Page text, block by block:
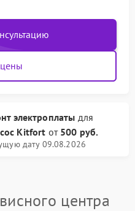
электроплаты для
Kitfort от 500 руб.
дату 09.08.2026
центра